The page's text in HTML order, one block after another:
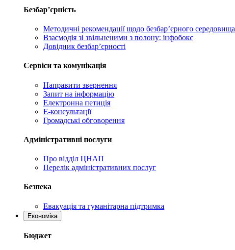
Безбар’єрність
Методичні рекомендації щодо безбар’єрного середовища
Взаємодія зі звільненими з полону: інфобокс
Довідник безбар’єрності
Сервіси та комунікація
Направити звернення
Запит на інформацію
Електронна петиція
Е-консультації
Громадські обговорення
Адміністративні послуги
Про відділ ЦНАП
Перелік адміністративних послуг
Безпека
Евакуація та гуманітарна підтримка
Економіка
Бюджет